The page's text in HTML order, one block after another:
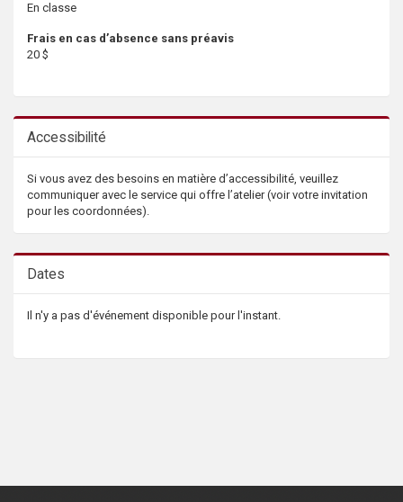
En classe
Frais en cas d’absence sans préavis
20 $
Accessibilité
Si vous avez des besoins en matière d’accessibilité, veuillez
communiquer avec le service qui offre l’atelier (voir votre invitation
pour les coordonnées).
Dates
Il n'y a pas d'événement disponible pour l'instant.